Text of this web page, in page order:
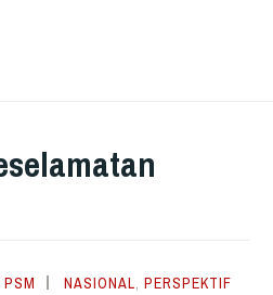
NASIONAL,PERSPEKTIF